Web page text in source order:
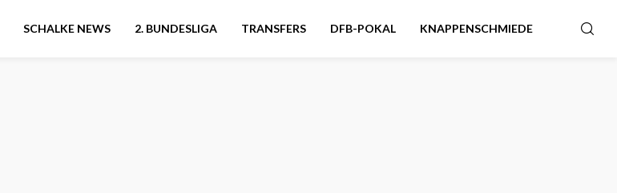
SCHALKE NEWS 2. BUNDESLIGA TRANSFERS DFB-POKAL KNAPPENSCHMIEDE